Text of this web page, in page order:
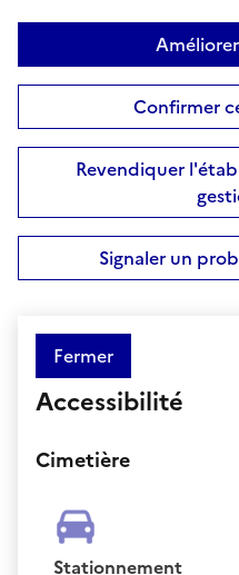
Confirmer
Revendiquer
Signaler un
Fermer
Accessibilité
Cimetière
Stationnement